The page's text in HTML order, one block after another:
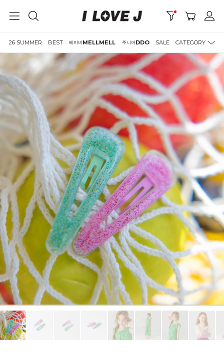
26 SUMMER BEST 베이비MELLMELL 주니어DDO SALE CATEGORY